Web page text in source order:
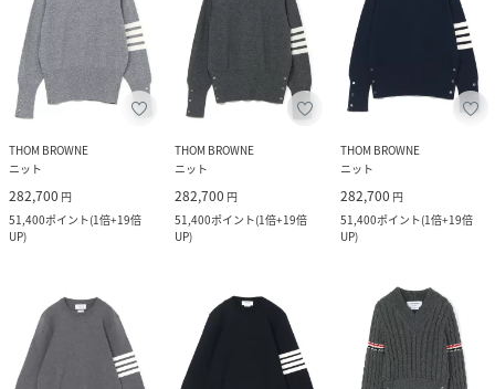
THOM BROWNE
ニット
282,700 円
51,400ポイント(1倍+19倍
UP)
THOM BROWNE
ニット
282,700 円
51,400ポイント(1倍+19倍
UP)
THOM BROWNE
ニット
282,700 円
51,400ポイント(1倍+19倍
UP)